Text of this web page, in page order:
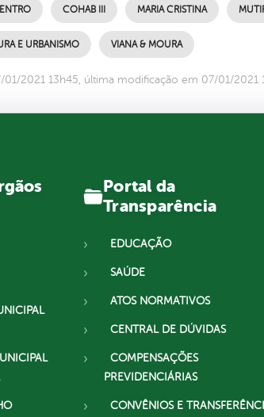
COHAB III MARIA CRISTINA
E URBANISMO VIANA & MOURA
2021 13h45, última modificação em 07/01/2021
Portal da
Transparência
EDUCAÇÃO
SAÚDE
ATOS NORMATIVOS
CENTRAL DE DÚVIDAS
COMPENSAÇÕES
PREVIDENCIÁRIAS
CONVÊNIOS E